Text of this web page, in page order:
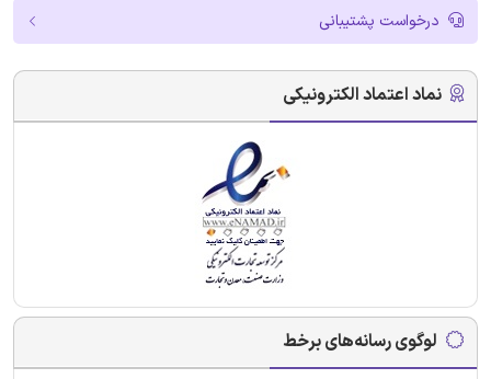
درخواست پشتیبانی
نماد اعتماد الکترونیکی
لوگوی رسانه‌های برخط